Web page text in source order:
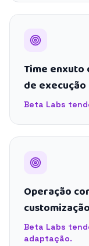
Time enxuto
de execução
Beta Labs
Operação
customização
Beta Labs
adaptação.